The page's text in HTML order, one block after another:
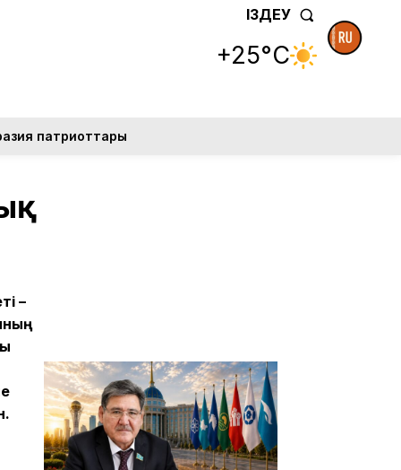
ІЗДЕУ
+25°C
патриоттары
–